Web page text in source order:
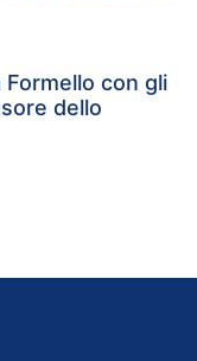
Formello con gli
dello